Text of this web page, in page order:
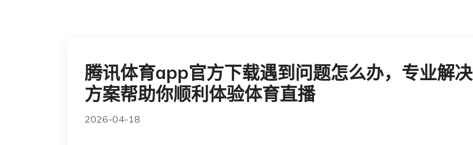
腾讯体育app官方下载遇到问题怎么办，专业解决
方案帮助你顺利体验体育直播
2026-04-18